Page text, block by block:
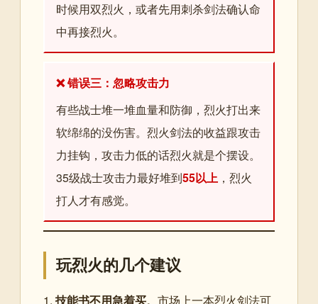
时候用双烈火，或者先用刺杀剑法确认命
中再接烈火。
❌ 错误三：忽略攻击力
有些战士堆一堆血量和防御，烈火打出来
软绵绵的没伤害。烈火剑法的收益跟攻击
力挂钩，攻击力低的话烈火就是个摆设。
35级战士攻击力最好堆到55以上 ，烈火
打人才有感觉。
玩烈火的几个建议
1. 技能书不用急着买。市场上一本烈火剑法可